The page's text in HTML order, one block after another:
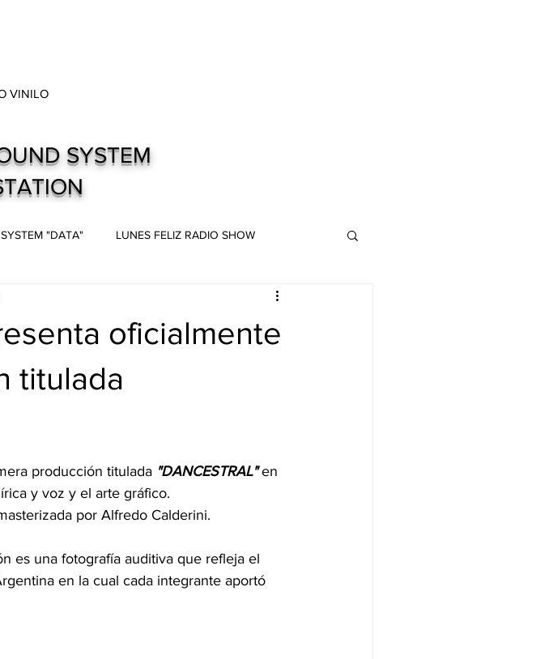
VINILO
SYSTEM
"DATA" LUNES FELIZ RADIO SHOW
"DUB MEETING LYRICS"
oficialmente
titulada
producción titulada "DANCESTRAL" en
y voz y el arte gráfico.
por Alfredo Calderini.
es una fotografía auditiva que refleja el
en la cual cada integrante aportó